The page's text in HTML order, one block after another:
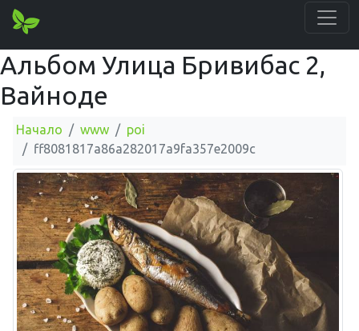
Альбом Улица Бривибас 2,
Вайноде
Начало www
poi
ff8081817a86a282017a9fa357e2009c